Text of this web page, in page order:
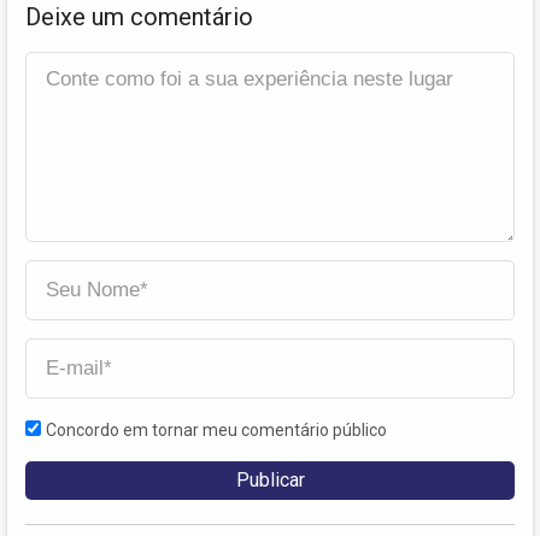
Deixe um comentário
Concordo em tornar meu comentário público